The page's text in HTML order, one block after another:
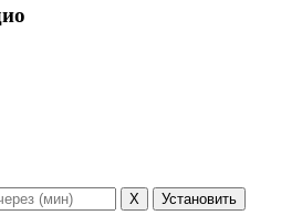
X Установить